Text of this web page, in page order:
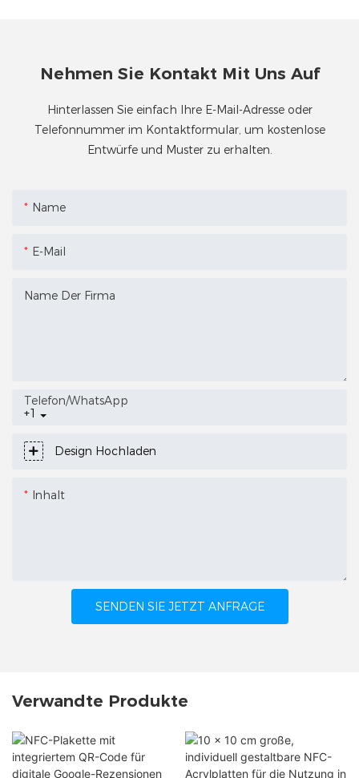
Nehmen Sie Kontakt Mit Uns Auf
Hinterlassen Sie einfach Ihre E-Mail-Adresse oder
Telefonnummer im Kontaktformular, um kostenlose
Entwürfe und Muster zu erhalten.
Name
E-Mail
Name Der Firma
+1
Telefon/WhatsApp
Design Hochladen
Inhalt
SENDEN SIE JETZT ANFRAGE
Verwandte Produkte